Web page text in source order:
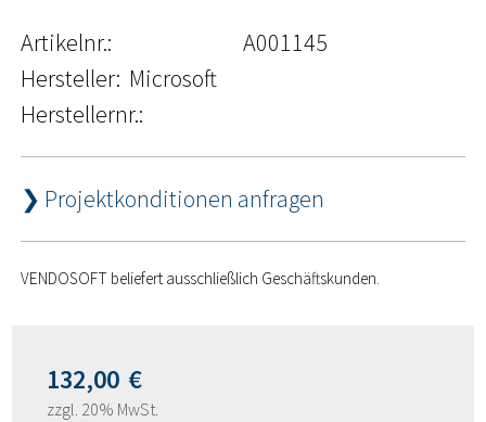
Artikelnr.:
A001145
Hersteller: Microsoft
Herstellernr.:
❯ Projektkonditionen anfragen
VENDOSOFT beliefert ausschließlich Geschäftskunden.
132,00 €
zzgl. 20% MwSt.